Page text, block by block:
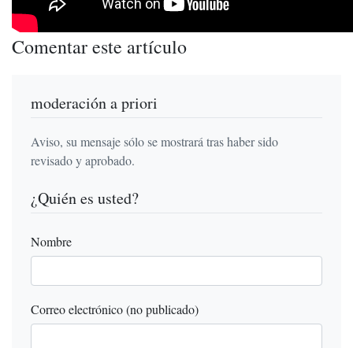
Comentar este artículo
moderación a priori
Aviso, su mensaje sólo se mostrará tras haber sido
revisado y aprobado.
¿Quién es usted?
Nombre
Correo electrónico (no publicado)